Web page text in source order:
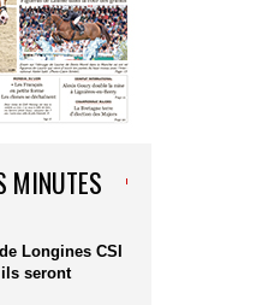
MINUTES
Longines CSI
seront